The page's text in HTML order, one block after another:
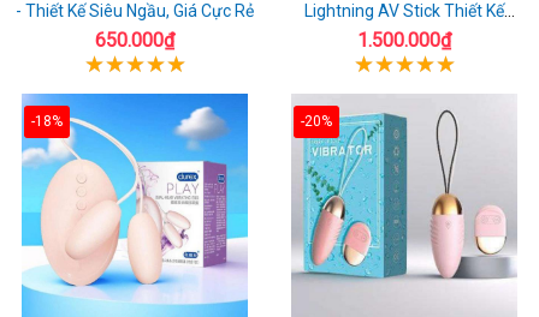
- Thiết Kế Siêu Ngầu, Giá Cực Rẻ
650.000₫
Lightning AV Stick Thiết Kế
Thông Minh
1.500.000₫
-18% -20%